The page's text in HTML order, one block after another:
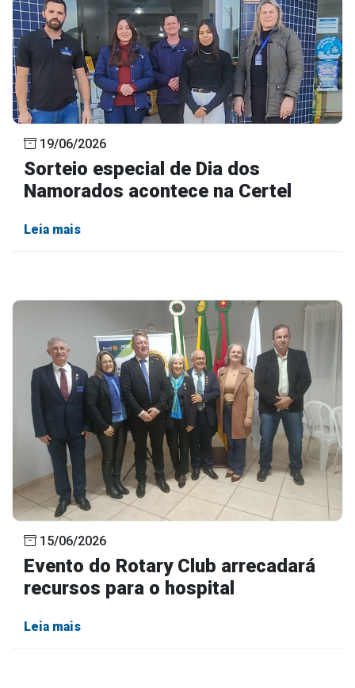
19/06/2026
Sorteio especial de Dia dos
Namorados acontece na Certel
Leia mais
15/06/2026
Evento do Rotary Club arrecadará
recursos para o hospital
Leia mais